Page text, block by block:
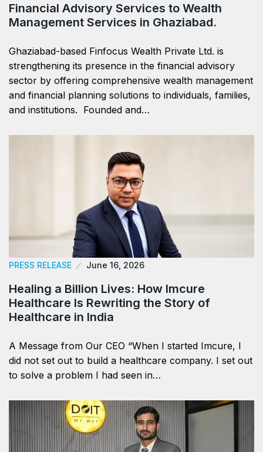
Financial Advisory Services to Wealth
Management Services in Ghaziabad.
Ghaziabad-based Finfocus Wealth Private Ltd. is
strengthening its presence in the financial advisory
sector by offering comprehensive wealth management
and financial planning solutions to individuals, families,
and institutions. Founded and…
PRESS RELEASE June 16, 2026
Healing a Billion Lives: How Imcure
Healthcare Is Rewriting the Story of
Healthcare in India
A Message from Our CEO “When I started Imcure, I
did not set out to build a healthcare company. I set out
to solve a problem I had seen in…